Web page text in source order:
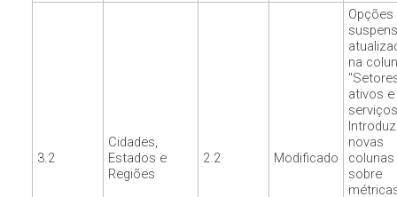
3.2
Cidades,
Estados e
Regiões
2.2 Modificado
Opções
na
ativos e
novas
colunas
sobre